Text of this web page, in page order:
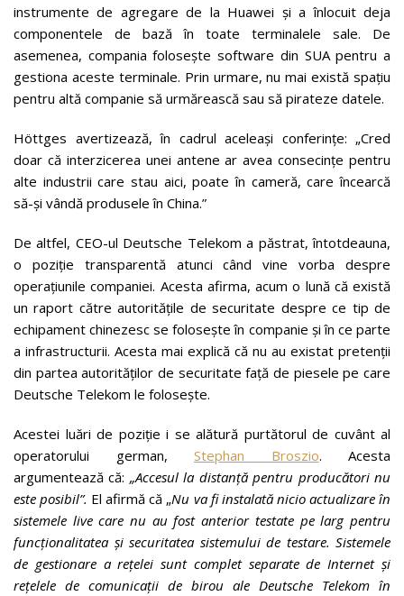
instrumente de agregare de la Huawei și a înlocuit deja
componentele de bază în toate terminalele sale. De
asemenea, compania folosește software din SUA pentru a
gestiona aceste terminale. Prin urmare, nu mai există spațiu
pentru altă companie să urmărească sau să pirateze datele.
Höttges avertizează, în cadrul aceleași conferințe: „Cred
doar că interzicerea unei antene ar avea consecințe pentru
alte industrii care stau aici, poate în cameră, care încearcă
să-și vândă produsele în China.”
De altfel, CEO-ul Deutsche Telekom a păstrat, întotdeauna,
o poziție transparentă atunci când vine vorba despre
operațiunile companiei. Acesta afirma, acum o lună că există
un raport către autoritățile de securitate despre ce tip de
echipament chinezesc se folosește în companie și în ce parte
a infrastructurii. Acesta mai explică că nu au existat pretenții
din partea autorităților de securitate față de piesele pe care
Deutsche Telekom le folosește.
Acestei luări de poziție i se alătură purtătorul de cuvânt al
operatorului german, Stephan Broszio. Acesta
argumentează că: „Accesul la distanță pentru producători nu
este posibil”. El afirmă că „Nu va fi instalată nicio actualizare în
sistemele live care nu au fost anterior testate pe larg pentru
funcționalitatea și securitatea sistemului de testare. Sistemele
de gestionare a rețelei sunt complet separate de Internet și
rețelele de comunicații de birou ale Deutsche Telekom în